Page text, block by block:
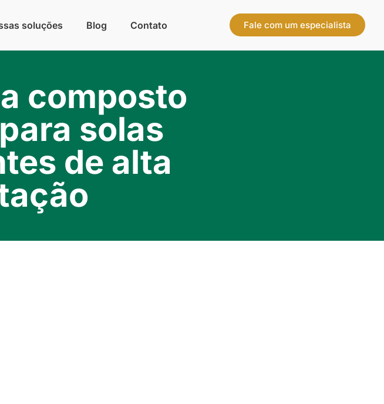
soluções Blog Contato Fale com um especialista
composto
solas
de alta